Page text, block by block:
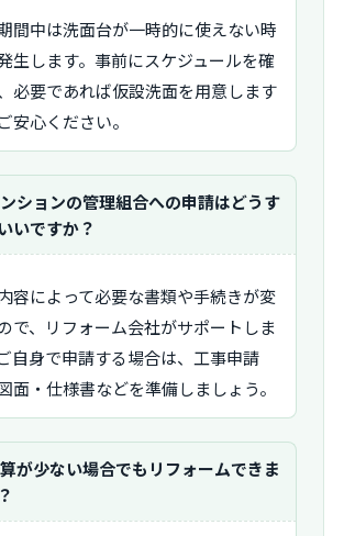
間中は洗面台が一時的に使えない時
生します。事前にスケジュールを確
必要であれば仮設洗面を用意します
安心ください。
ションの管理組合への申請はどうす
いですか？
容によって必要な書類や手続きが変
で、リフォーム会社がサポートしま
自身で申請する場合は、工事申請
面・仕様書などを準備しましょう。
が少ない場合でもリフォームできま